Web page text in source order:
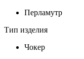
Перламутр
Тип изделия
Чокер